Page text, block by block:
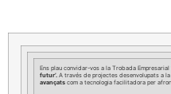
Ens plau convidar-vos a la Trobada Empresarial
futur’. A través de projectes desenvolupats a
avançats com a tecnologia facilitadora per